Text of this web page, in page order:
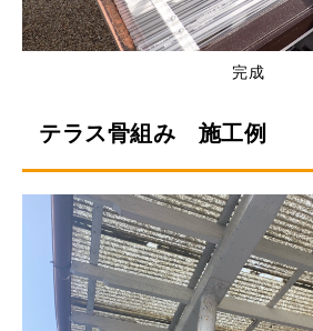
完成
テラス骨組み 施工例